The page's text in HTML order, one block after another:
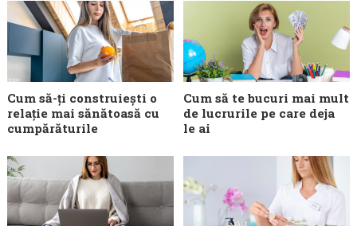
Cum să-ți construiești o
relație mai sănătoasă cu
cumpărăturile
Cum să te bucuri mai mult
de lucrurile pe care deja
le ai